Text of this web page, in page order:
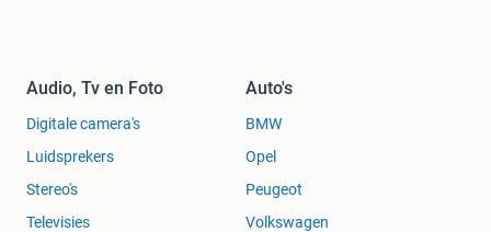
Audio, Tv en Foto
Digitale camera's
Luidsprekers
Stereo's
Televisies
Auto's
BMW
Opel
Peugeot
Volkswagen